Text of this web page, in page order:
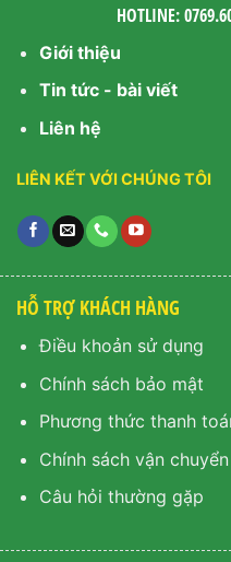
HOTLINE:
Giới thiệu
Tin tức - bài viết
Liên hệ
LIÊN KẾT VỚI
HỖ TRỢ KHÁCH HÀNG
Điều khoản sử dụng
Chính sách bảo mật
Phương thức thanh
Chính sách vận
Câu hỏi thường gặp